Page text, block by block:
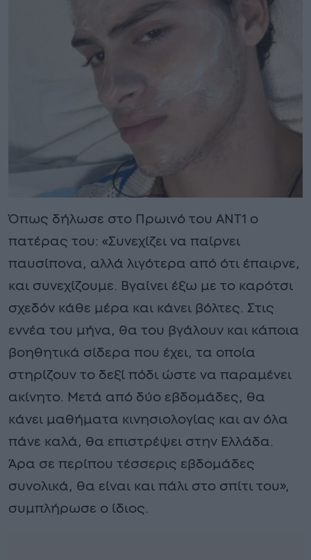
Όπως δήλωσε στο Πρωινό του ANT1 ο
πατέρας του: «Συνεχίζει να παίρνει
παυσίπονα, αλλά λιγότερα από ότι έπαιρνε,
και συνεχίζουμε. Βγαίνει έξω με το καρότσι
σχεδόν κάθε μέρα και κάνει βόλτες. Στις
εννέα του μήνα, θα του βγάλουν και κάποια
βοηθητικά σίδερα που έχει, τα οποία
στηρίζουν το δεξί πόδι ώστε να παραμένει
ακίνητο. Μετά από δύο εβδομάδες, θα
κάνει μαθήματα κινησιολογίας και αν όλα
πάνε καλά, θα επιστρέψει στην Ελλάδα.
Άρα σε περίπου τέσσερις εβδομάδες
συνολικά, θα είναι και πάλι στο σπίτι του»,
συμπλήρωσε ο ίδιος.